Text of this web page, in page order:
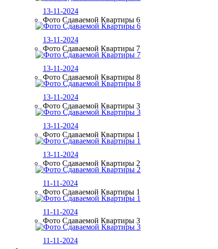
13-11-2024
Фото Сдаваемой Квартиры 6
13-11-2024
Фото Сдаваемой Квартиры 7
13-11-2024
Фото Сдаваемой Квартиры 8
13-11-2024
Фото Сдаваемой Квартиры 3
13-11-2024
Фото Сдаваемой Квартиры 1
13-11-2024
Фото Сдаваемой Квартиры 2
11-11-2024
Фото Сдаваемой Квартиры 1
11-11-2024
Фото Сдаваемой Квартиры 3
11-11-2024